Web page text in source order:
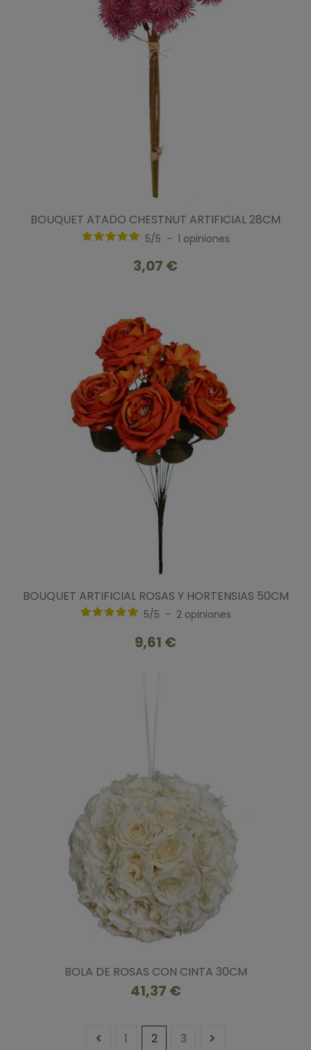
BOUQUET ATADO CHESTNUT ARTIFICIAL 28CM
5/5 - 1 opiniones
3,07 €
BOUQUET ARTIFICIAL ROSAS Y HORTENSIAS 50CM
5/5 - 2 opiniones
9,61 €
BOLA DE ROSAS CON CINTA 30CM
41,37 €
1 2 3